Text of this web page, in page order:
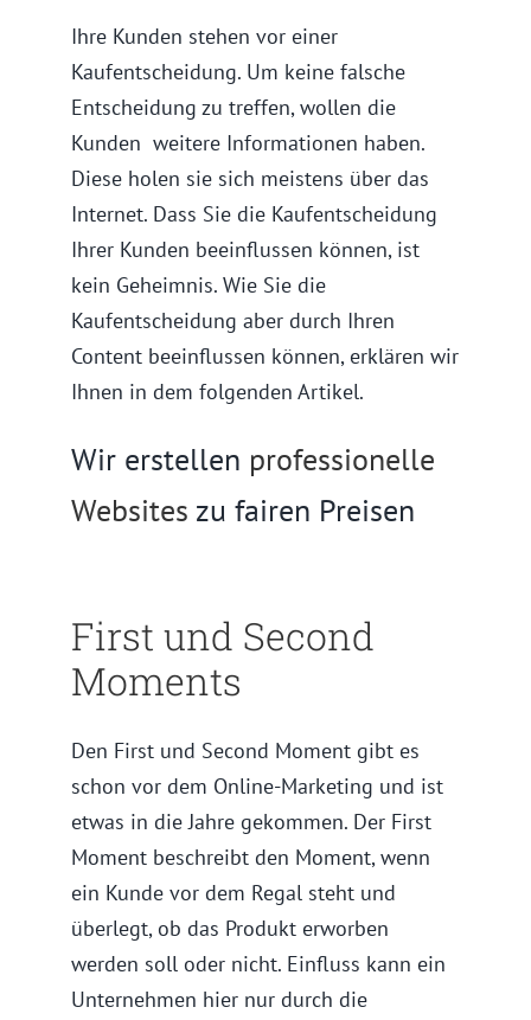
Ihre Kunden stehen vor einer
Kaufentscheidung. Um keine falsche
Entscheidung zu treffen, wollen die
Kunden weitere Informationen haben.
Diese holen sie sich meistens über das
Internet. Dass Sie die Kaufentscheidung
Ihrer Kunden beeinflussen können, ist
kein Geheimnis. Wie Sie die
Kaufentscheidung aber durch Ihren
Content beeinflussen können, erklären wir
Ihnen in dem folgenden Artikel.
Wir erstellen professionelle
Websites zu fairen Preisen
First und Second
Moments
Den First und Second Moment gibt es
schon vor dem Online-Marketing und ist
etwas in die Jahre gekommen. Der First
Moment beschreibt den Moment, wenn
ein Kunde vor dem Regal steht und
überlegt, ob das Produkt erworben
werden soll oder nicht. Einfluss kann ein
Unternehmen hier nur durch die